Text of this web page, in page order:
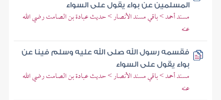
المسلمين عن بواء يقول على السواء
مسند أحمد > باقي مسند الأنصار > حديث عبادة بن الصامت رضي الله
عنه
فقسمه رسول الله صلى الله عليه وسلم فينا عن
بواء يقول على السواء
مسند أحمد > باقي مسند الأنصار > حديث عبادة بن الصامت رضي الله
عنه